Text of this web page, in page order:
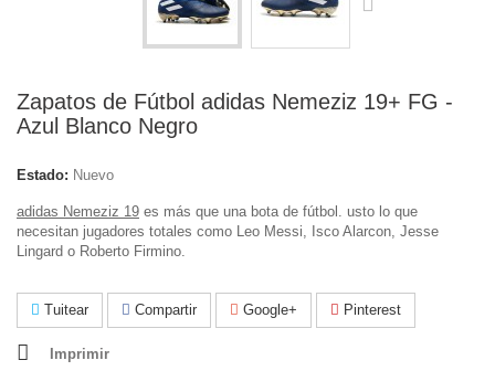
Zapatos de Fútbol adidas Nemeziz 19+ FG -
Azul Blanco Negro
Estado: Nuevo
adidas Nemeziz 19 es más que una bota de fútbol. usto lo que
necesitan jugadores totales como Leo Messi, Isco Alarcon, Jesse
Lingard o Roberto Firmino.
Tuitear Compartir Google+ Pinterest
Imprimir